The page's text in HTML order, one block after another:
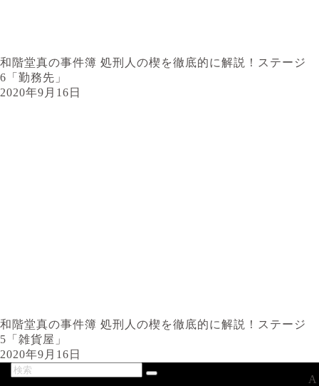
和階堂真の事件簿 処刑人の楔を徹底的に解説！ステージ
6「勤務先」
2020年9月16日
和階堂真の事件簿 処刑人の楔を徹底的に解説！ステージ
5「雑貨屋」
2020年9月16日
A